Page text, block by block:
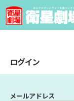
ログイン
メールアドレス